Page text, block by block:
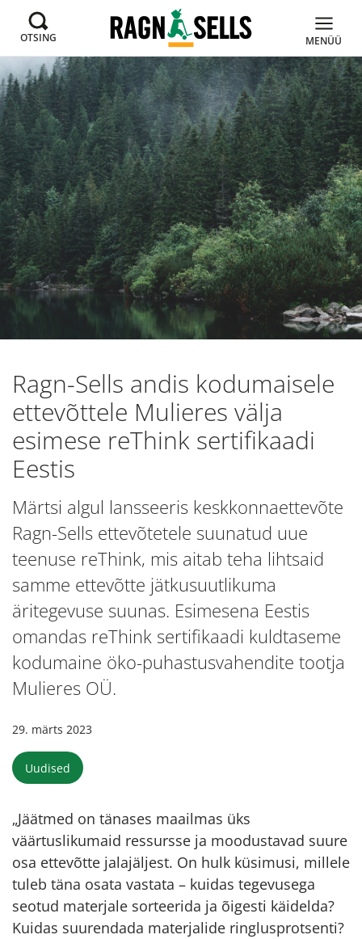
OTSING MENÜÜ
Ragn-Sells andis kodumaisele
ettevõttele Mulieres välja
esimese reThink sertifikaadi
Eestis
Märtsi algul lansseeris keskkonnaettevõte
Ragn-Sells ettevõtetele suunatud uue
teenuse reThink, mis aitab teha lihtsaid
samme ettevõtte jätkusuutlikuma
äritegevuse suunas. Esimesena Eestis
omandas reThink sertifikaadi kuldtaseme
kodumaine öko-puhastusvahendite tootja
Mulieres OÜ.
29. märts 2023
Uudised
„Jäätmed on tänases maailmas üks
väärtuslikumaid ressursse ja moodustavad suure
osa ettevõtte jalajäljest. On hulk küsimusi, millele
tuleb täna osata vastata – kuidas tegevusega
seotud materjale sorteerida ja õigesti käidelda?
Kuidas suurendada materjalide ringlusprotsenti?